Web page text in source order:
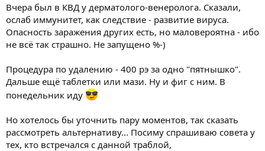
а
Вчера был в КВД у дерматолого-венеролога. Сказали,
ослаб иммунитет, как следствие - развитие вируса.
Опасность заражения других есть, но маловероятна - ибо
не всё так страшно. Не запущено %-)
Процедура по удалению - 400 рэ за одно "пятнышко".
Дальше ещё таблетки или мази. Ну и фиг с ним. В
понедельник иду
Но хотелось бы уточнить пару моментов, так сказать
рассмотреть альтернативу... Посиму спрашиваю совета у
тех, кто встречался с данной траблой,